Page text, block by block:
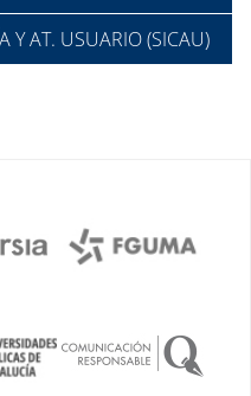
Y AT. USUARIO (SICAU)